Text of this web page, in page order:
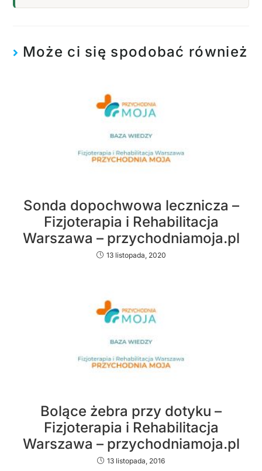
Może ci się spodobać również
Sonda dopochwowa lecznicza –
Fizjoterapia i Rehabilitacja
Warszawa – przychodniamoja.pl
13 listopada, 2020
Bolące żebra przy dotyku –
Fizjoterapia i Rehabilitacja
Warszawa – przychodniamoja.pl
13 listopada, 2016